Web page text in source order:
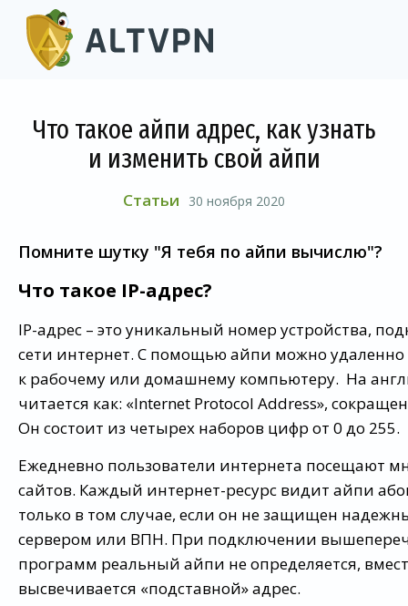
Что такое айпи адрес, как узнать
и изменить свой айпи
Статьи 30 ноября 2020
Помните шутку "Я тебя по айпи вычислю"?
Что такое IP-адрес?
IP-адрес – это уникальный номер устройства,
сети интернет. С помощью айпи можно
к рабочему или домашнему компьютеру. На
читается как: «Internet Protocol Address»,
Он состоит из четырех наборов цифр от 0 до 255.
Ежедневно пользователи интернета посещают
сайтов. Каждый интернет-ресурс видит айпи
только в том случае, если он не защищен
сервером или ВПН. При подключении
программ реальный айпи не определяется,
высвечивается «подставной» адрес.